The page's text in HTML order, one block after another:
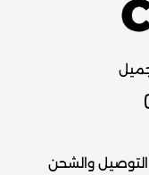
والشحن